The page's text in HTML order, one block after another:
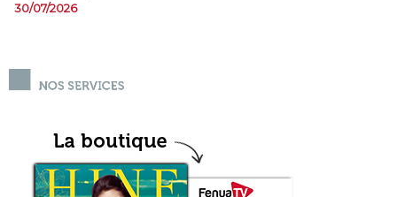
30/07/2026